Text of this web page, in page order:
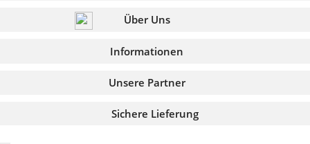
Über Uns
Informationen
Sichere Lieferung
Unsere Partner